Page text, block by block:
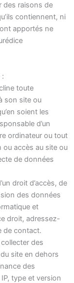
des raisons de
contiennent, ni
apportés ne
:
toute
son site ou
soient les
d’un
ordinateur ou tout
ou accès au site ou
de données
droit d’accès, de
des données
et
droit, adressez-
de contact.
des
site en dehors
des
type et version